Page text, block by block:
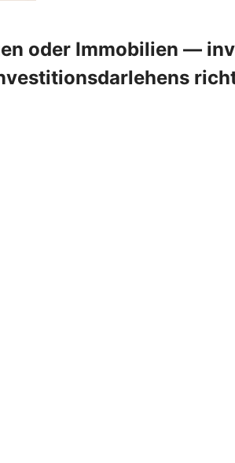
oder Immobilien —